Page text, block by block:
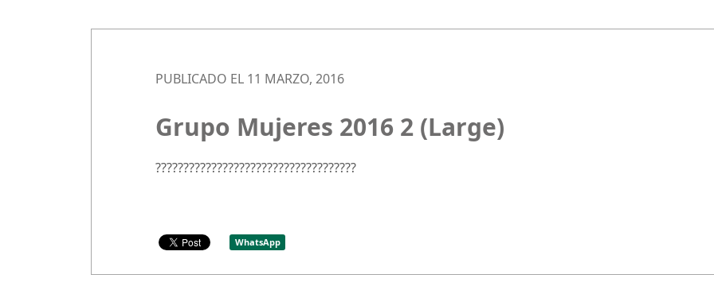
PUBLICADO EL 11 MARZO, 2016
Grupo Mujeres 2016 2 (Large)
????????????????????????????????????
WhatsApp